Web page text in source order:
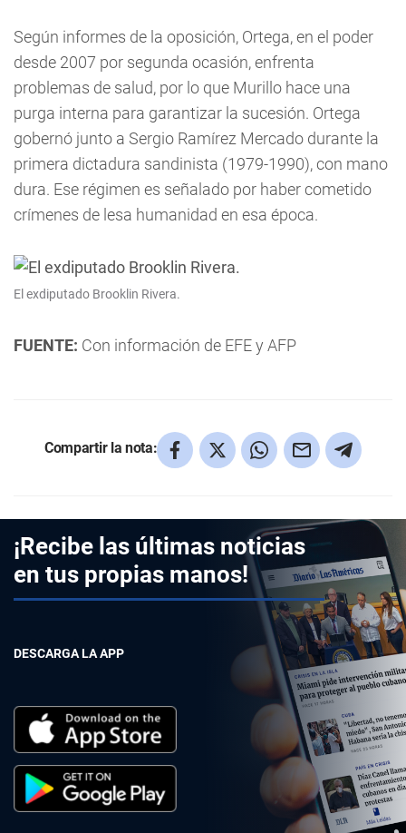
Según informes de la oposición, Ortega, en el poder
desde 2007 por segunda ocasión, enfrenta
problemas de salud, por lo que Murillo hace una
purga interna para garantizar la sucesión. Ortega
gobernó junto a Sergio Ramírez Mercado durante la
primera dictadura sandinista (1979-1990), con mano
dura. Ese régimen es señalado por haber cometido
crímenes de lesa humanidad en esa época.
El exdiputado Brooklin Rivera.
FUENTE: Con información de EFE y AFP
Compartir la nota:
¡Recibe las últimas noticias
en tus propias manos!
DESCARGA LA APP